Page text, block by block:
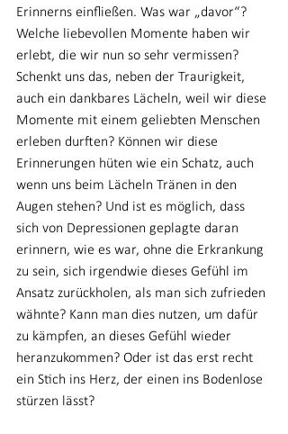
Erinnerns einfließen. Was war „davor“?
Welche liebevollen Momente haben wir
erlebt, die wir nun so sehr vermissen?
Schenkt uns das, neben der Traurigkeit,
auch ein dankbares Lächeln, weil wir diese
Momente mit einem geliebten Menschen
erleben durften? Können wir diese
Erinnerungen hüten wie ein Schatz, auch
wenn uns beim Lächeln Tränen in den
Augen stehen? Und ist es möglich, dass
sich von Depressionen geplagte daran
erinnern, wie es war, ohne die Erkrankung
zu sein, sich irgendwie dieses Gefühl im
Ansatz zurückholen, als man sich zufrieden
wähnte? Kann man dies nutzen, um dafür
zu kämpfen, an dieses Gefühl wieder
heranzukommen? Oder ist das erst recht
ein Stich ins Herz, der einen ins Bodenlose
stürzen lässt?